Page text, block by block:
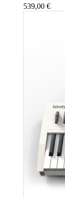
539,00 €